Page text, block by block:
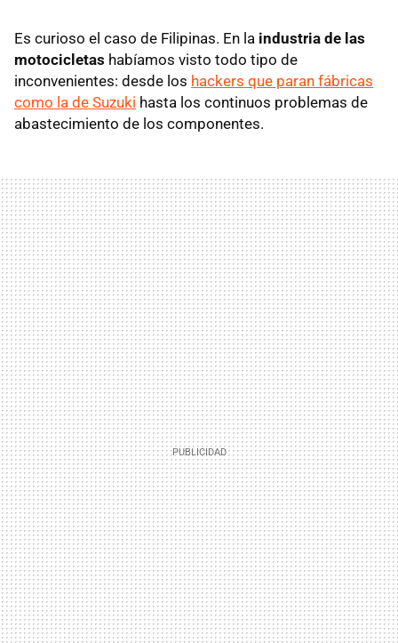
Es curioso el caso de Filipinas. En la industria de las
motocicletas habíamos visto todo tipo de
inconvenientes: desde los hackers que paran fábricas
como la de Suzuki hasta los continuos problemas de
abastecimiento de los componentes.